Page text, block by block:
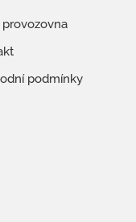
provozovna
podmínky